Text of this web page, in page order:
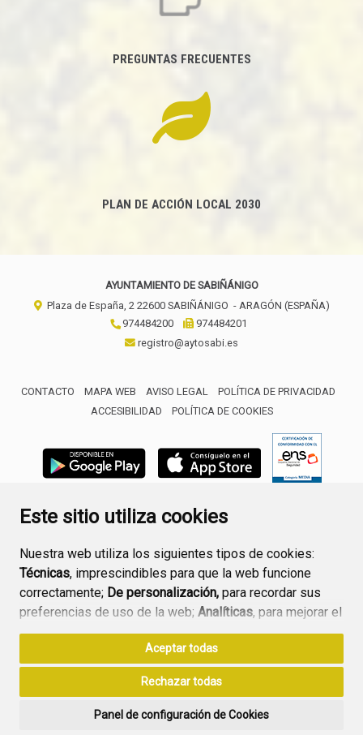
Este sitio utiliza cookies
Nuestra web utiliza los siguientes tipos de cookies:
Técnicas, imprescindibles para que la web funcione
correctamente; De personalización, para recordar sus
preferencias de uso de la web; Analíticas, para mejorar el
funcionamiento de la web y sus servicios.
Si acepta pulsando el botón“Aceptar todas”
consideramos que acepta su uso. Si pulsa el botón
ninguna acción, se guardarán las cookies técnicas
Aceptar todas
Rechazar todas
Panel de configuración de Cookies
PREGUNTAS FRECUENTES
PLAN DE ACCIÓN LOCAL 2030
AYUNTAMIENTO DE SABIÑÁNIGO
Plaza de España, 2 22600 SABIÑÁNIGO - ARAGÓN (ESPAÑA)
974484200
974484201
registro@aytosabi.es
CONTACTO MAPA WEB AVISO LEGAL
POLÍTICA DE PRIVACIDAD
ACCESIBILIDAD
POLÍTICA DE COOKIES